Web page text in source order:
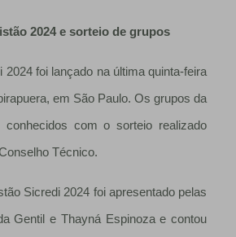
2024 e sorteio de grupos
2024 foi lançado na última quinta-feira
em São Paulo. Os grupos da
conhecidos com o sorteio realizado
Técnico.
Sicredi 2024 foi apresentado pelas
Gentil e Thayná Espinoza e contou